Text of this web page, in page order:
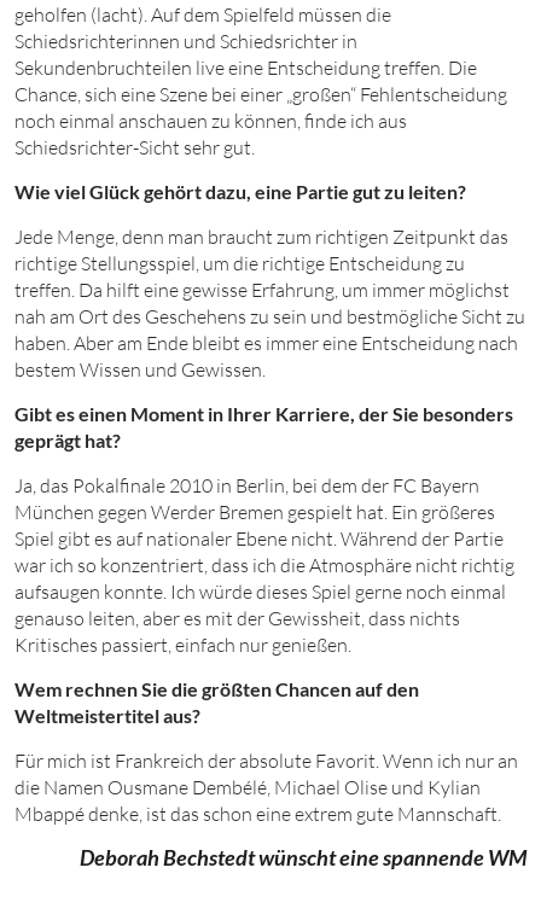
geholfen (lacht). Auf dem Spielfeld müssen die
Schiedsrichterinnen und Schiedsrichter in
Sekundenbruchteilen live eine Entscheidung treffen. Die
Chance, sich eine Szene bei einer „großen“ Fehlentscheidung
noch einmal anschauen zu können, finde ich aus
Schiedsrichter-Sicht sehr gut.
Wie viel Glück gehört dazu, eine Partie gut zu leiten?
Jede Menge, denn man braucht zum richtigen Zeitpunkt das
richtige Stellungsspiel, um die richtige Entscheidung zu
treffen. Da hilft eine gewisse Erfahrung, um immer möglichst
nah am Ort des Geschehens zu sein und bestmögliche Sicht zu
haben. Aber am Ende bleibt es immer eine Entscheidung nach
bestem Wissen und Gewissen.
Gibt es einen Moment in Ihrer Karriere, der Sie besonders
geprägt hat?
Ja, das Pokalfinale 2010 in Berlin, bei dem der FC Bayern
München gegen Werder Bremen gespielt hat. Ein größeres
Spiel gibt es auf nationaler Ebene nicht. Während der Partie
war ich so konzentriert, dass ich die Atmosphäre nicht richtig
aufsaugen konnte. Ich würde dieses Spiel gerne noch einmal
genauso leiten, aber es mit der Gewissheit, dass nichts
Kritisches passiert, einfach nur genießen.
Wem rechnen Sie die größten Chancen auf den
Weltmeistertitel aus?
Für mich ist Frankreich der absolute Favorit. Wenn ich nur an
die Namen Ousmane Dembélé, Michael Olise und Kylian
Mbappé denke, ist das schon eine extrem gute Mannschaft.
Deborah Bechstedt wünscht eine spannende WM